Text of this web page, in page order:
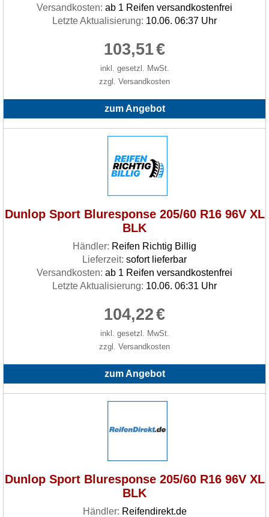
Versandkosten: ab 1 Reifen versandkostenfrei
Letzte Aktualisierung: 10.06. 06:37 Uhr
103,51€
inkl. gesetzl. MwSt.
zzgl. Versandkosten
zum Angebot
Dunlop Sport Bluresponse 205/60 R16 96V XL
BLK
Händler: Reifen Richtig Billig
Lieferzeit: sofort lieferbar
Versandkosten: ab 1 Reifen versandkostenfrei
Letzte Aktualisierung: 10.06. 06:31 Uhr
104,22€
inkl. gesetzl. MwSt.
zzgl. Versandkosten
zum Angebot
Dunlop Sport Bluresponse 205/60 R16 96V XL
BLK
Händler: Reifendirekt.de